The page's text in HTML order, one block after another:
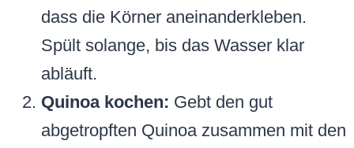
dass die Körner aneinanderkleben.
Spült solange, bis das Wasser klar
abläuft.
Quinoa kochen: Gebt den gut
abgetropften Quinoa zusammen mit den